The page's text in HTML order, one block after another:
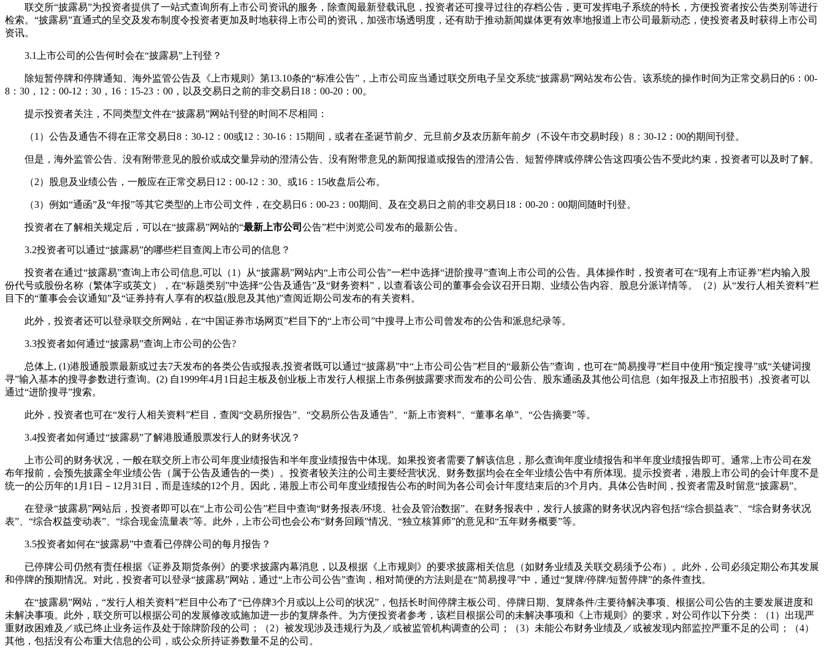
联交所“披露易”为投资者提供了一站式查询所有上市公司资讯的服务，除查阅最新登载讯息，投资者还可搜寻过往的存档公告，更可发挥电子系统的特长，方便投资者按公告类别等进行
检索。“披露易”直通式的呈交及发布制度令投资者更加及时地获得上市公司的资讯，加强市场透明度，还有助于推动新闻媒体更有效率地报道上市公司最新动态，使投资者及时获得上市公司
资讯。
3.1上市公司的公告何时会在“披露易”上刊登？
除短暂停牌和停牌通知、海外监管公告及《上市规则》第13.10条的“标准公告”，上市公司应当通过联交所电子呈交系统“披露易”网站发布公告。该系统的操作时间为正常交易日的6：00-
8：30，12：00-12：30，16：15-23：00，以及交易日之前的非交易日18：00-20：00。
提示投资者关注，不同类型文件在“披露易”网站刊登的时间不尽相同：
（1）公告及通告不得在正常交易日8：30-12：00或12：30-16：15期间，或者在圣诞节前夕、元旦前夕及农历新年前夕（不设午市交易时段）8：30-12：00的期间刊登。
但是，海外监管公告、没有附带意见的股价或成交量异动的澄清公告、没有附带意见的新闻报道或报告的澄清公告、短暂停牌或停牌公告这四项公告不受此约束，投资者可以及时了解。
（2）股息及业绩公告，一般应在正常交易日12：00-12：30、或16：15收盘后公布。
（3）例如“通函”及“年报”等其它类型的上市公司文件，在交易日6：00-23：00期间、及在交易日之前的非交易日18：00-20：00期间随时刊登。
投资者在了解相关规定后，可以在“披露易”网站的“最新上市公司 公告”栏中浏览公司发布的最新公告。
3.2投资者可以通过“披露易”的哪些栏目查阅上市公司的信息？
投资者在通过“披露易”查询上市公司信息,可以（1）从“披露易”网站内“上市公司公告”一栏中选择“进阶搜寻”查询上市公司的公告。具体操作时，投资者可在“现有上市证券”栏内输入股
份代号或股份名称（繁体字或英文），在“标题类别”中选择“公告及通告”及“财务资料”，以查看该公司的董事会会议召开日期、业绩公告内容、股息分派详情等。（2）从“发行人相关资料”栏
目下的“董事会会议通知”及“证券持有人享有的权益(股息及其他)”查阅近期公司发布的有关资料。
此外，投资者还可以登录联交所网站，在“中国证券市场网页”栏目下的“上市公司”中搜寻上市公司曾发布的公告和派息纪录等。
3.3投资者如何通过“披露易”查询上市公司的公告?
总体上, (1)港股通股票最新或过去7天发布的各类公告或报表,投资者既可以通过“披露易”中“上市公司公告”栏目的“最新公告”查询，也可在“简易搜寻”栏目中使用“预定搜寻”或“关键词搜
寻”输入基本的搜寻参数进行查询。(2) 自1999年4月1日起主板及创业板上市发行人根据上市条例披露要求而发布的公司公告、股东通函及其他公司信息（如年报及上市招股书）,投资者可以
通过“进阶搜寻”搜索。
此外，投资者也可在“发行人相关资料”栏目，查阅“交易所报告”、“交易所公告及通告”、“新上市资料”、“董事名单”、“公告摘要”等。
3.4投资者如何通过“披露易”了解港股通股票发行人的财务状况？
上市公司的财务状况，一般在联交所上市公司年度业绩报告和半年度业绩报告中体现。如果投资者需要了解该信息，那么查询年度业绩报告和半年度业绩报告即可。通常,上市公司在发
布年报前，会预先披露全年业绩公告（属于公告及通告的一类）。投资者较关注的公司主要经营状况、财务数据均会在全年业绩公告中有所体现。提示投资者，港股上市公司的会计年度不是
统一的公历年的1月1日－12月31日，而是连续的12个月。因此，港股上市公司年度业绩报告公布的时间为各公司会计年度结束后的3个月内。具体公告时间，投资者需及时留意“披露易”。
在登录“披露易”网站后，投资者即可以在“上市公司公告”栏目中查询“财务报表/环境、社会及管治数据”。在财务报表中，发行人披露的财务状况内容包括“综合损益表”、“综合财务状况
表”、“综合权益变动表”、“综合现金流量表”等。此外，上市公司也会公布“财务回顾”情况、“独立核算师”的意见和“五年财务概要”等。
3.5投资者如何在“披露易”中查看已停牌公司的每月报告？
已停牌公司仍然有责任根据《证券及期货条例》的要求披露内幕消息，以及根据《上市规则》的要求披露相关信息（如财务业绩及关联交易须予公布）。此外，公司必须定期公布其发展
和停牌的预期情况。对此，投资者可以登录“披露易”网站，通过“上市公司公告”查询，相对简便的方法则是在“简易搜寻”中，通过“复牌/停牌/短暂停牌”的条件查找。
在“披露易”网站，“发行人相关资料”栏目中公布了“已停牌3个月或以上公司的状况”，包括长时间停牌主板公司、停牌日期、复牌条件/主要待解决事项、根据公司公告的主要发展进度和
未解决事项。此外，联交所可以根据公司的发展修改或施加进一步的复牌条件。为方便投资者参考，该栏目根据公司的未解决事项和《上市规则》的要求，对公司作以下分类：（1）出现严
重财政困难及／或已终止业务运作及处于除牌阶段的公司；（2）被发现涉及违规行为及／或被监管机构调查的公司；（3）未能公布财务业绩及／或被发现内部监控严重不足的公司；（4）
其他，包括没有公布重大信息的公司，或公众所持证券数量不足的公司。